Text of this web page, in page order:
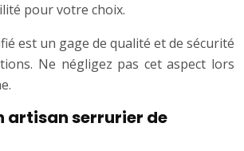
pour votre choix.
est un gage de qualité et de sécurité
Ne négligez pas cet aspect lors
artisan serrurier de